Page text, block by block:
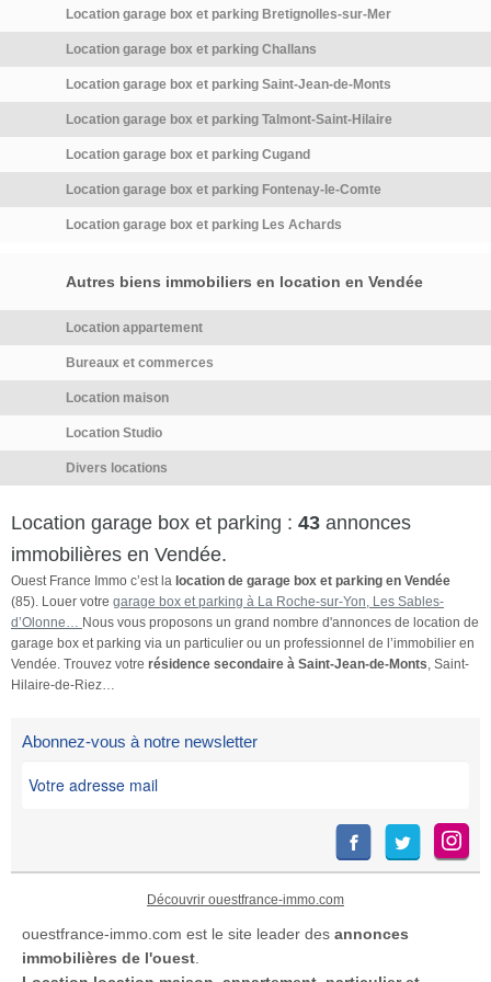
Location garage box et parking Bretignolles-sur-Mer
Location garage box et parking Challans
Location garage box et parking Saint-Jean-de-Monts
Location garage box et parking Talmont-Saint-Hilaire
Location garage box et parking Cugand
Location garage box et parking Fontenay-le-Comte
Location garage box et parking Les Achards
Autres biens immobiliers en location en Vendée
Location appartement
Bureaux et commerces
Location maison
Location Studio
Divers locations
Location garage box et parking : 43 annonces
immobilières en Vendée.
Ouest France Immo c’est la location de garage box et parking en Vendée
(85). Louer votre garage box et parking à La Roche-sur-Yon, Les Sables-
d’Olonne… Nous vous proposons un grand nombre d'annonces de location de
garage box et parking via un particulier ou un professionnel de l’immobilier en
Vendée. Trouvez votre résidence secondaire à Saint-Jean-de-Monts , Saint-
Hilaire-de-Riez…
Abonnez-vous à notre newsletter
Découvrir ouestfrance-immo.com
ouestfrance-immo.com est le site leader des annonces
immobilières de l'ouest